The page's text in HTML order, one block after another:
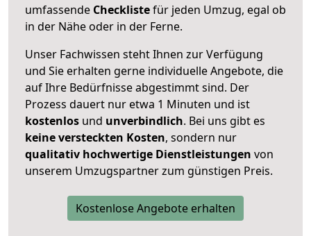
umfassende Checklistefür jeden Umzug, egal ob
in der Nähe oder in der Ferne.
Unser Fachwissen steht Ihnen zur Verfügung
und Sie erhalten gerne individuelle Angebote, die
auf Ihre Bedürfnisse abgestimmt sind. Der
Prozess dauert nur etwa 1 Minuten und ist
kostenlos und unverbindlich. Bei uns gibt es
keine versteckten Kosten, sondern nur
qualitativ hochwertige Dienstleistungen von
unserem Umzugspartner zum günstigen Preis.
Kostenlose Angebote erhalten